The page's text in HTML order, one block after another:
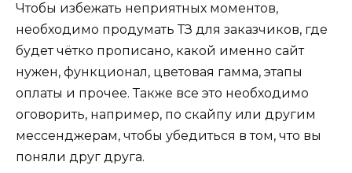
Чтобы избежать неприятных моментов,
необходимо продумать ТЗ для заказчиков, где
будет чётко прописано, какой именно сайт
нужен, функционал, цветовая гамма, этапы
оплаты и прочее. Также все это необходимо
оговорить, например, по скайпу или другим
мессенджерам, чтобы убедиться в том, что вы
поняли друг друга.